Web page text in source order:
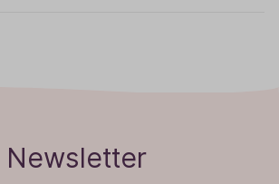
Newsletter